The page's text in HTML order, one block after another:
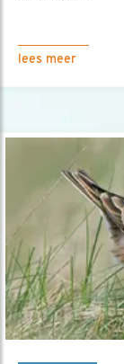
lees meer